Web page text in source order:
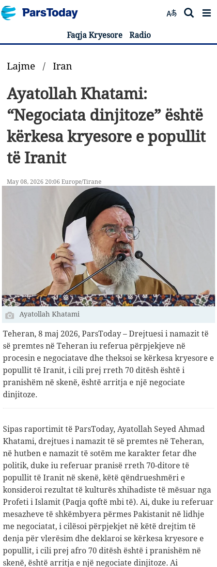
Faqja Kryesore Radio
Lajme / Iran
Ayatollah Khatami:
“Negociata dinjitoze” është
kërkesa kryesore e popullit
të Iranit
May 08, 2026 20:06 Europe/Tirane
Ayatollah Khatami
Teheran, 8 maj 2026, ParsToday – Drejtuesi i namazit të
së premtes në Teheran iu referua përpjekjeve në
procesin e negociatave dhe theksoi se kërkesa kryesore e
popullit të Iranit, i cili prej rreth 70 ditësh është i
pranishëm në skenë, është arritja e një negociate
dinjitoze.
Sipas raportimit të ParsToday, Ayatollah Seyed Ahmad
Khatami, drejtues i namazit të së premtes në Teheran,
në hutben e namazit të sotëm me karakter fetar dhe
politik, duke iu referuar pranisë rreth 70-ditore të
popullit të Iranit në skenë, këtë qëndrueshmëri e
konsideroi rezultat të kulturës xhihadiste të mësuar nga
Profeti i Islamit (Paqja qoftë mbi të). Ai, duke iu referuar
mesazheve të shkëmbyera përmes Pakistanit në lidhje
me negociatat, i cilësoi përpjekjet në këtë drejtim të
denja për vlerësim dhe deklaroi se kërkesa kryesore e
popullit, i cili prej afro 70 ditësh është i pranishëm në
skenë, është arritja e një negociate dinjitoze. Ai